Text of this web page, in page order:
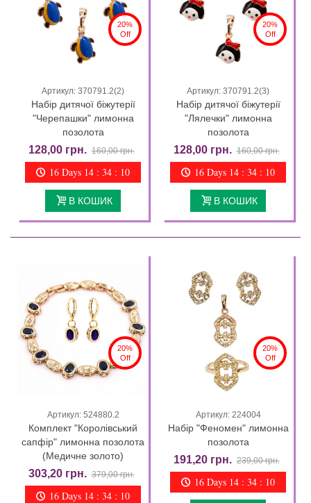
20%
Off
Артикул: 370791.2(2)
Набір дитячої біжутерії
"Черепашки" лимонна
позолота
128,00 грн. 160,00 грн.
16 Days 14 : 34 : 09
В КОШИК
20%
Off
Артикул: 370791.2(3)
Набір дитячої біжутерії
"Лялечки" лимонна
позолота
128,00 грн. 160,00 грн.
16 Days 14 : 34 : 09
В КОШИК
20%
Off
Артикул: 524880.2
Комплект "Королівський
сапфір" лимонна позолота
(Медичне золото)
303,20 грн. 379,00 грн.
16 Days 14 : 34 : 09
20%
Off
Артикул: 224004
Набір "Феномен" лимонна
позолота
191,20 грн. 239,00 грн.
16 Days 14 : 34 : 09